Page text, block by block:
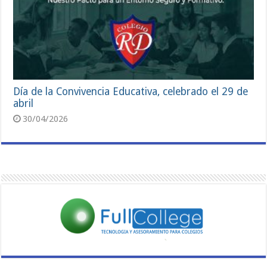
Día de la Convivencia Educativa, celebrado el 29 de
abril
30/04/2026